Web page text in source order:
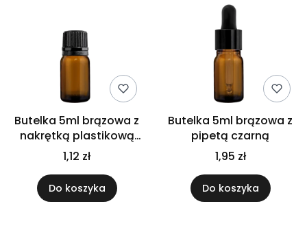
Butelka 5ml brązowa z
nakrętką plastikową
czarną
1,12 zł
Do koszyka
Butelka 5ml brązowa z
pipetą czarną
1,95 zł
Do koszyka